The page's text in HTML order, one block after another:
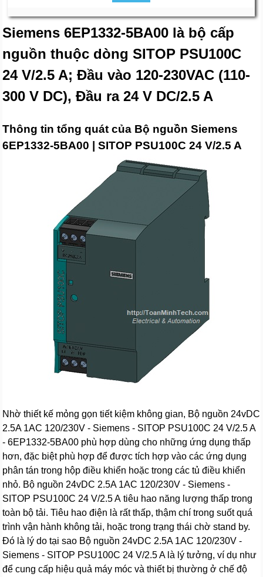
Siemens 6EP1332-5BA00 là bộ cấp
nguồn thuộc dòng SITOP PSU100C
24 V/2.5 A; Đầu vào 120-230VAC (110-
300 V DC), Đầu ra 24 V DC/2.5 A
Thông tin tổng quát của Bộ nguồn Siemens
6EP1332-5BA00 | SITOP PSU100C 24 V/2.5 A
Nhờ thiết kế mỏng gọn tiết kiệm không gian, Bộ nguồn 24vDC
2.5A 1AC 120/230V - Siemens - SITOP PSU100C 24 V/2.5 A
- 6EP1332-5BA00 phù hợp dùng cho những ứng dụng thấp
hơn, đặc biệt phù hợp để được tích hợp vào các ứng dụng
phân tán trong hộp điều khiển hoặc trong các tủ điều khiển
nhỏ. Bộ nguồn 24vDC 2.5A 1AC 120/230V - Siemens -
SITOP PSU100C 24 V/2.5 A tiêu hao năng lượng thấp trong
toàn bộ tải. Tiêu hao điện là rất thấp, thậm chí trong suốt quá
trình vận hành không tải, hoặc trong trạng thái chờ stand by.
Đó là lý do tại sao Bộ nguồn 24vDC 2.5A 1AC 120/230V -
Siemens - SITOP PSU100C 24 V/2.5 A là lý tưởng, ví dụ như
để cung cấp hiệu quả máy móc và thiết bị thường ở chế độ